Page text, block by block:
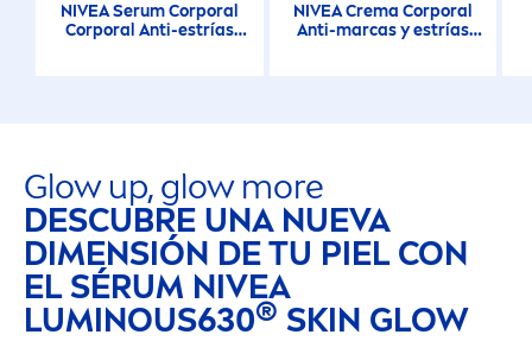
NIVEASerum Corporal
Corporal Anti-estrías
NIVEACrema Corporal
Anti-marcas y estrías
Glow up, glow more
DESCUBRE UNA NUEVA
DIMENSIÓN DE TU PIEL CON
EL SÉRUM NIVEA
LUMINOUS630® SKIN GLOW